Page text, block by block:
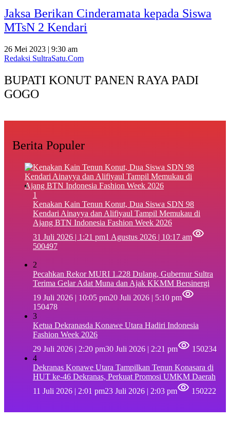
Jaksa Berikan Cinderamata kepada Siswa
MTsN 2 Kendari
26 Mei 2023 | 9:30 am
Redaksi SultraSatu.Com
BUPATI KONUT PANEN RAYA PADI
GOGO
Berita Populer
1
‎Kenakan Kain Tenun Konut, Dua Siswa SDN 98
Kendari Ainayya dan Alifiyaul Tampil Memukau di
Ajang BTN Indonesia Fashion Week 2026
31 Juli 2026 | 1:21 pm1 Agustus 2026 | 10:17 am
500497
2
Pecahkan Rekor MURI 1.228 Dulang, Gubernur Sultra
Terima Gelar Adat Muna dan Ajak KKMM Bersinergi
19 Juli 2026 | 10:05 pm20 Juli 2026 | 5:10 pm
150478
3
Ketua Dekranasda Konawe Utara Hadiri Indonesia
Fashion Week 2026
29 Juli 2026 | 2:20 pm30 Juli 2026 | 2:21 pm
150234
4
Dekranas Konawe Utara Tampilkan Tenun Konasara di
HUT ke-46 Dekranas, Perkuat Promosi UMKM Daerah
11 Juli 2026 | 2:01 pm23 Juli 2026 | 2:03 pm 150222